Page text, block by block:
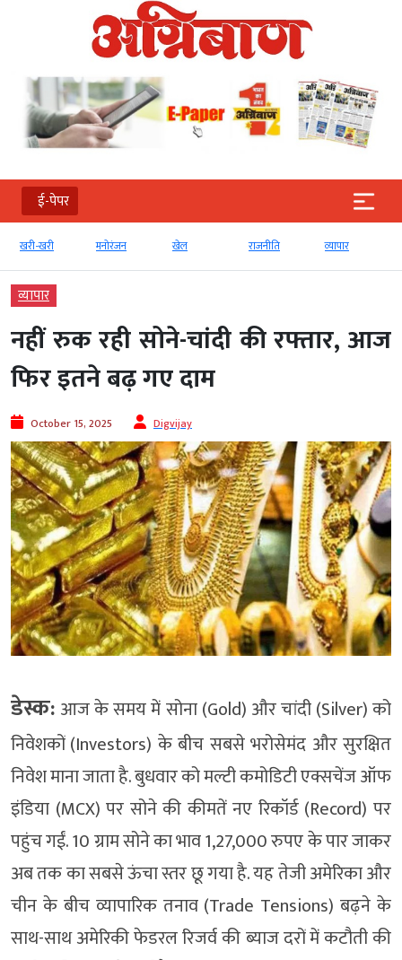
ई-पेपर
खरी-खरी मनोरंजन खेल राजनीति व्‍यापार
व्‍यापार
नहीं रुक रही सोने-चांदी की रफ्तार, आज
फिर इतने बढ़ गए दाम
October 15, 2025 Digvijay
डेस्क: आज के समय में सोना (Gold) और चांदी (Silver) को
निवेशकों (Investors) के बीच सबसे भरोसेमंद और सुरक्षित
निवेश माना जाता है. बुधवार को मल्टी कमोडिटी एक्सचेंज ऑफ
इंडिया (MCX) पर सोने की कीमतें नए रिकॉर्ड (Record) पर
पहुंच गईं. 10 ग्राम सोने का भाव 1,27,000 रुपए के पार जाकर
अब तक का सबसे ऊंचा स्तर छू गया है. यह तेजी अमेरिका और
चीन के बीच व्यापारिक तनाव (Trade Tensions) बढ़ने के
साथ-साथ अमेरिकी फेडरल रिजर्व की ब्याज दरों में कटौती की